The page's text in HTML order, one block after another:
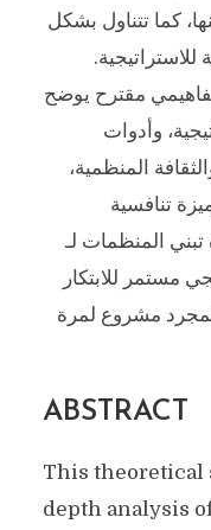
كما تتناول بشكل
مقترح يوضح
وأدوات
المنظمية،
تنافسية
المنظمات لـ
مستمر للابتكار
كمجرد مشروع لمرة
ABSTRACT
This theoretical
depth analysis